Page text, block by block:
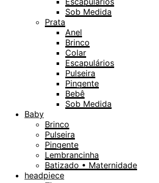
Sob Medida
Prata
Anel
Brinco
Colar
Escapulários
Pulseira
Pingente
Bebê
Sob Medida
Baby
Brinco
Pulseira
Pingente
Lembrancinha
Batizado • Maternidade
headpiece